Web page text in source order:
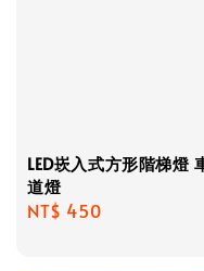
LED崁入式方形階梯燈
道燈
Regular
NT$ 450